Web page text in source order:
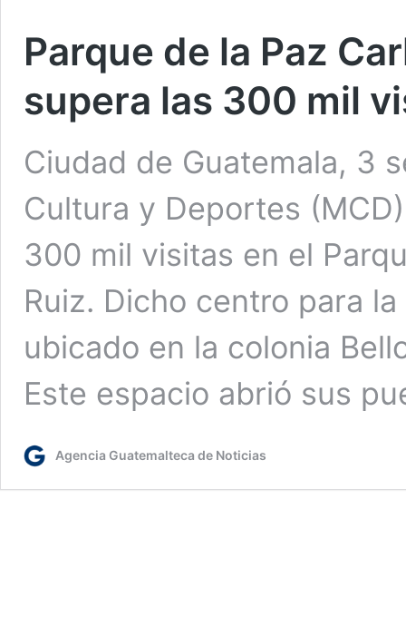
Parque de la Paz
supera las 300 mil
Ciudad de Guatemala, 3
Cultura y Deportes
300 mil visitas en el
Ruiz. Dicho centro para
ubicado en la colonia
Este espacio abrió sus
Agencia Guatemalteca de Noticias